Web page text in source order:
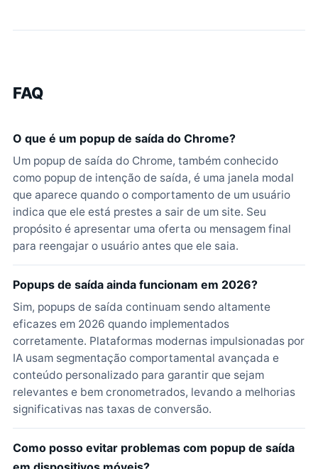
FAQ
O que é um popup de saída do Chrome?
Um popup de saída do Chrome, também conhecido
como popup de intenção de saída, é uma janela modal
que aparece quando o comportamento de um usuário
indica que ele está prestes a sair de um site. Seu
propósito é apresentar uma oferta ou mensagem final
para reengajar o usuário antes que ele saia.
Popups de saída ainda funcionam em 2026?
Sim, popups de saída continuam sendo altamente
eficazes em 2026 quando implementados
corretamente. Plataformas modernas impulsionadas por
IA usam segmentação comportamental avançada e
conteúdo personalizado para garantir que sejam
relevantes e bem cronometrados, levando a melhorias
significativas nas taxas de conversão.
Como posso evitar problemas com popup de saída